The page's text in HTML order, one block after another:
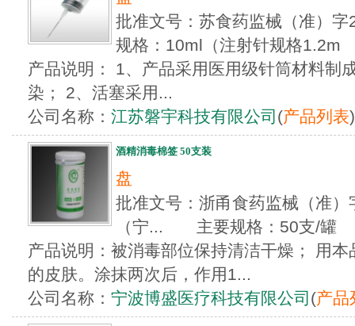
批准文号：苏食药监械（准
规格：10ml（注射针规格1.2m
产品说明： 1、产品采用医用级针筒材料制
染； 2、活塞采用...
公司名称： 江苏磐宇科技有限公司 (产品列表)
酒精消毒棉签 50支装
盘
批准文号：浙甬食药监械（准
（宁... 主要规格：50支/罐
产品说明：被消毒部位保持清洁干燥； 用
的皮肤。涂抹两次后，作用1...
公司名称： 宁波博盛医疗科技有限公司 (产品